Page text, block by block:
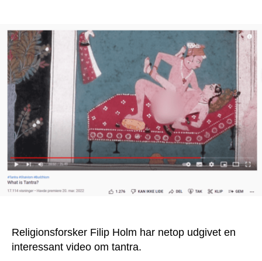
sex
Religionsforsker Filip Holm har netop udgivet en
interessant video om tantra.